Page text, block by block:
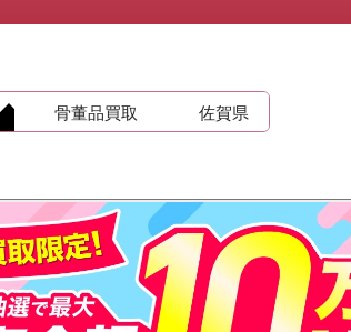
時計
骨董品買取 佐賀県